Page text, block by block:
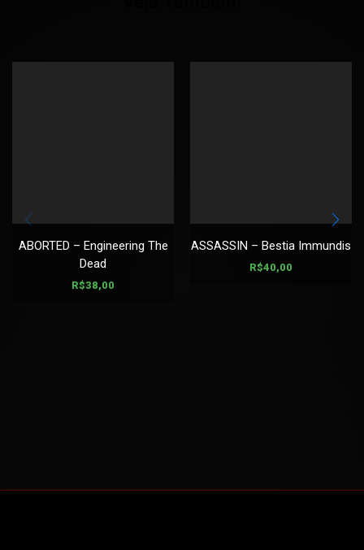
ABORTED – Engineering The
Dead
R$38,00
ASSASSIN – Bestia Immundis
R$40,00